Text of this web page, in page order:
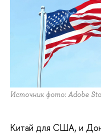
Источник фото: Adobe
Китай для США, и